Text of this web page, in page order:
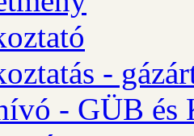
-
- GÜB és